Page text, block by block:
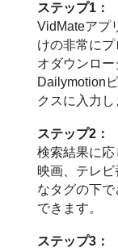
ステップ1：
VidMateアプ
けの非常に
オダウンロ
Dailymotion
クスに入力し
ステップ2：
検索結果に応
映画、テレ
なタグの下
できます。
ステップ3：